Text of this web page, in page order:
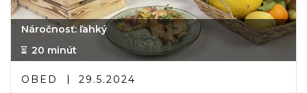
Náročnosť: ľahký
20 minút
OBED 29.5.2024